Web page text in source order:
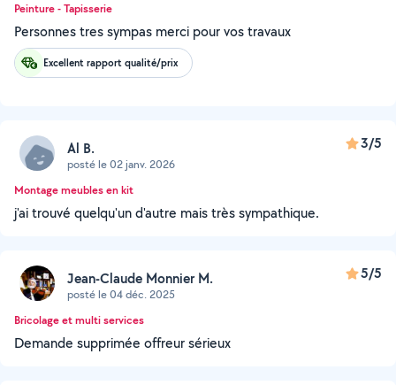
Peinture - Tapisserie
Personnes tres sympas merci pour vos travaux
Excellent rapport qualité/prix
Al B.
posté le 02 janv. 2026
3/5
Montage meubles en kit
j'ai trouvé quelqu'un d'autre mais très sympathique.
Jean-Claude Monnier M.
posté le 04 déc. 2025
5/5
Bricolage et multi services
Demande supprimée offreur sérieux